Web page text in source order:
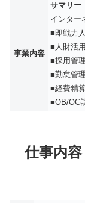
事業内容
サマリー
インター
■即戦力
■人財活
■採用管
■勤怠管
■経費精
■OB/OG
仕事内容